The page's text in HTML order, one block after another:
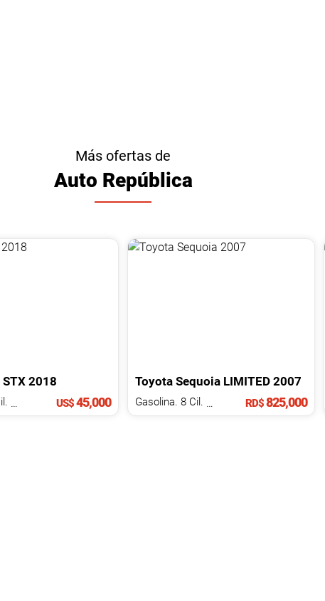
Más ofertas de
Auto República
STX 2018
US$45,000
Toyota Sequoia LIMITED 2007
RD$825,000